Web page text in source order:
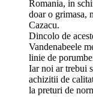
Romania, in
doar o grimasa,
Cazacu.
Dincolo de
Vandenabeele
linie de
Iar noi ar trebui
achizitii de
la preturi de